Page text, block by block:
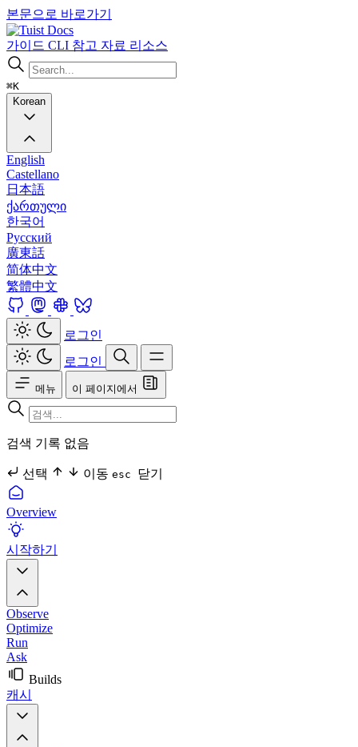
본문으로 바로가기
Docs
가이드 CLI 참고 자료 리소스
⌘K
Korean
English
Castellano
日本語
ქართული
한국어
Русский
廣東話
简体中文
繁體中文
로그인
로그인
메뉴 이 페이지에서
검색 기록 없음
선택 이동 esc 닫기
Overview
시작하기
Observe
Optimize
Run
Ask
Builds
캐시